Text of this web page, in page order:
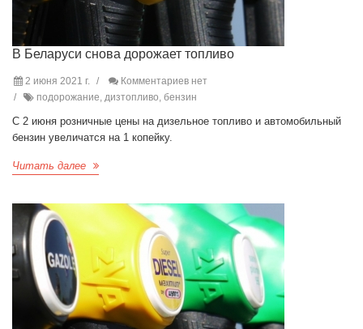
В Беларуси снова дорожает топливо
2 июня 2021 г.
Комментариев нет
подорожание, дизтопливо, бензин
С 2 июня розничные цены на дизельное топливо и автомобильный
бензин увеличатся на 1 копейку.
Читать далее